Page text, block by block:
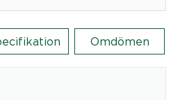
Omdömen